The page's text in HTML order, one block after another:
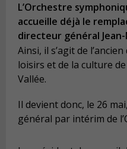
L’Orchestre
accueille déjà le
directeur général
Ainsi, il s’agit de
loisirs et de la culture
Vallée.
Il devient donc, le 26
général par intérim de